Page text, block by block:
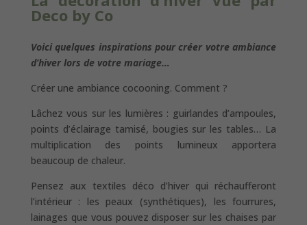
Deco by Co
Voici quelques inspirations pour créer votre ambiance
d’hiver lors de votre mariage…
Créer une ambiance cocooning. Comment ?
Lâchez vous sur les lumières : guirlandes d’ampoules,
points d’éclairage tamisé, bougies sur les tables… La
multiplication des points lumineux apportera
beaucoup de chaleur.
Pensez aux textiles déco d’hiver qui réchaufferont
l’intérieur : les peaux (synthétiques), les fourrures,
lainages que vous pouvez disposer sur les chaises par